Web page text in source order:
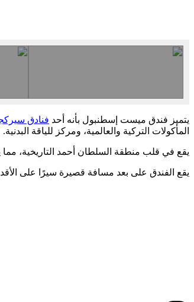
يتميز فندق ميست إسطنبول بأنه أحد فنادق
المأكولات التركية والعالمية، ومركز للياقة البدنية.
يقع في قلب منطقة السلطان أحمد التاريخية،
يقع الفندق على بعد مسافة قصيرة سيرًا على